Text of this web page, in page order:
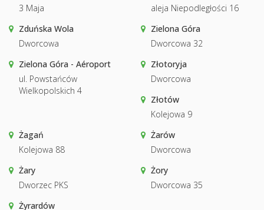
3 Maja
aleja Niepodległości 16
Zduńska Wola
Dworcowa
Zielona Góra
Dworcowa 32
Zielona Góra - Aéroport
ul. Powstańców
Wielkopolskich 4
Złotoryja
Dworcowa
Złotów
Kolejowa 9
Żagań
Kolejowa 88
Żarów
Dworcowa
Żary
Dworzec PKS
Żory
Dworcowa 35
Żyrardów